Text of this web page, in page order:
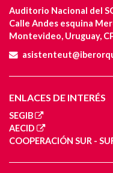
Auditorio Nacional del
Calle Andes esquina
Montevideo, Uruguay,
ENLACES DE INTERÉS
SEGIB
AECID
COOPERACIÓN SUR -